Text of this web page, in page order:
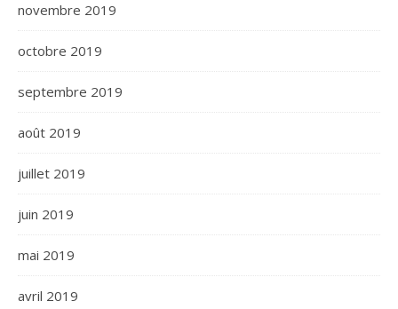
novembre 2019
octobre 2019
septembre 2019
août 2019
juillet 2019
juin 2019
mai 2019
avril 2019